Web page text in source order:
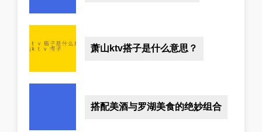
萧山ktv搭子是什么意思？
搭配美酒与罗湖美食的绝妙组合